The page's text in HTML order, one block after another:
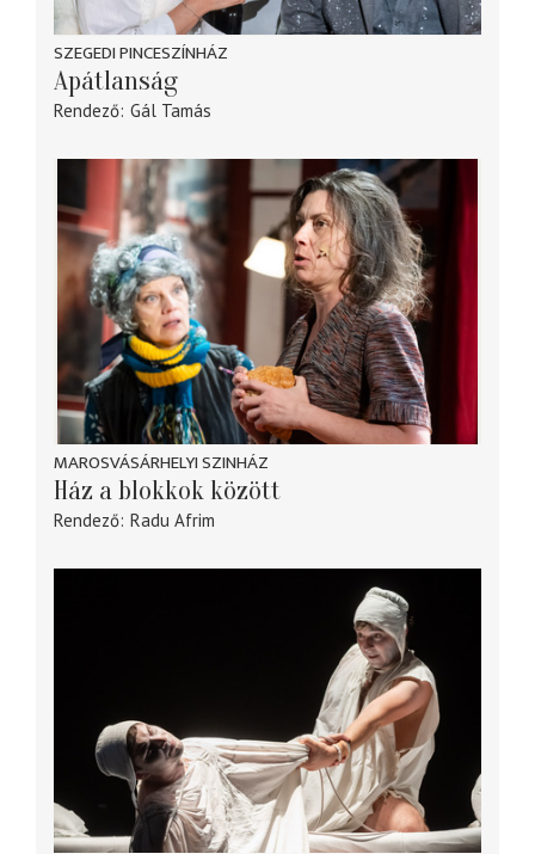
SZEGEDI PINCESZÍNHÁZ
Apátlanság
Rendező Gál Tamás
MAROSVÁSÁRHELYI SZINHÁZ
Ház a blokkok között
Rendező Radu Afrim